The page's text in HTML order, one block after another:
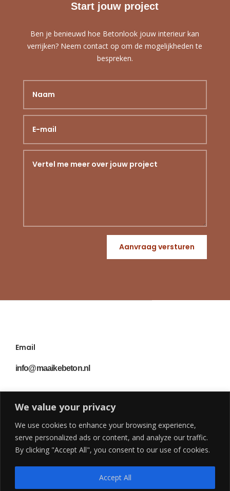
We value your privacy
We use cookies to enhance your browsing experience,
serve personalized ads or content, and analyze our traffic.
By clicking "Accept All", you consent to our use of cookies.
Accept All
Start jouw project
Ben je benieuwd hoe Betonlook jouw interieur kan
verrijken? Neem contact op om de mogelijkheden te
bespreken.
Aanvraag versturen
Email
info@maaikebeton.nl
@maaike_beton